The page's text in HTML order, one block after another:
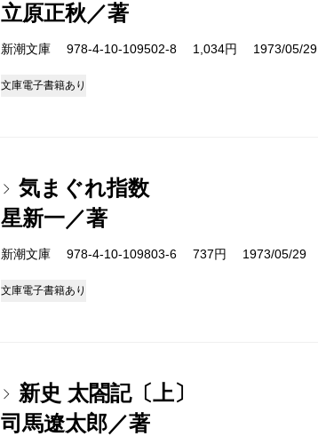
立原正秋／著
新潮文庫 978-4-10-109502-8 1,034円 1973/05/29
文庫電子書籍あり
気まぐれ指数
星新一／著
新潮文庫 978-4-10-109803-6 737円 1973/05/29
文庫電子書籍あり
新史 太閤記〔上〕
司馬遼太郎／著